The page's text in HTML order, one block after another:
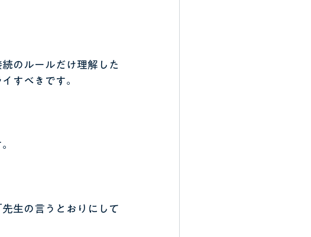
のルールだけ理解した
すべきです。
生の言うとおりにして